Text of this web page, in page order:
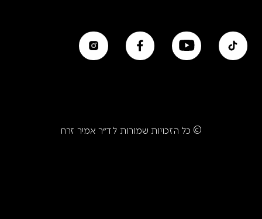
© כל הזכויות שמורות לד״ר אמיר זרח